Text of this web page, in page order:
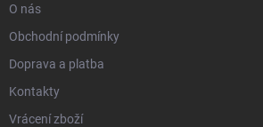
O nás
Obchodní podmínky
Doprava a platba
Kontakty
Vrácení zboží